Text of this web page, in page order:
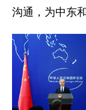
沟通，为中东